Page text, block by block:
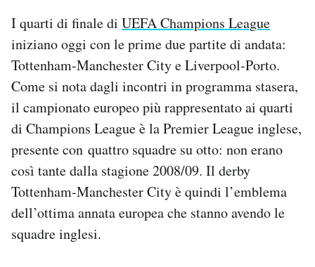
AREA PERSONALE
Area Personale
Newsletter
Notifiche mobile
Regala il Post
Hai bisogno di aiuto?
Esci
I quarti di finale di UEFA Champions League
iniziano oggi con le prime due partite di andata:
Tottenham-Manchester City e Liverpool-Porto.
Come si nota dagli incontri in programma stasera,
il campionato europeo più rappresentato ai quarti
di Champions League è la Premier League inglese,
presente con quattro squadre su otto: non erano
così tante dalla stagione 2008/09. Il derby
Tottenham-Manchester City è quindi l’emblema
dell’ottima annata europea che stanno avendo le
squadre inglesi.